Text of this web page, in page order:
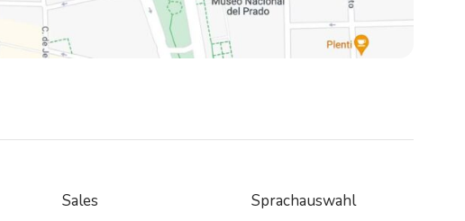
Sales Sprachauswahl